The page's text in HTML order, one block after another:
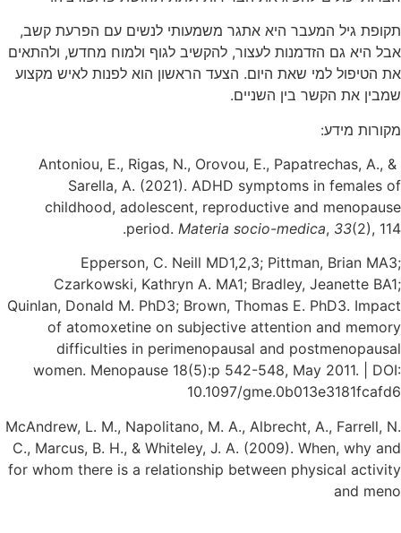
תקופת גיל המעבר היא אתגר משמעותי לנשים עם הפרעת קשב,
אבל היא גם הזדמנות לעצור, להקשיב לגוף ולמוח מחדש, ולהתאים
את הטיפול למי שאת היום. הצעד הראשון הוא לפנות לאיש מקצוע
שמבין את הקשר בין השניים.
מקורות מידע:
Antoniou, E., Rigas, N., Orovou, E., Papatrechas, A., &
Sarella, A. (2021). ADHD symptoms in females of
childhood, adolescent, reproductive and menopause
period. Materia socio-medica, 33(2), 114.
Epperson, C. Neill MD1,2,3; Pittman, Brian MA3;
Czarkowski, Kathryn A. MA1; Bradley, Jeanette BA1;
Quinlan, Donald M. PhD3; Brown, Thomas E. PhD3. Impact
of atomoxetine on subjective attention and memory
difficulties in perimenopausal and postmenopausal
women. Menopause 18(5):p 542-548, May 2011. | DOI:
10.1097/gme.0b013e3181fcafd6
McAndrew, L. M., Napolitano, M. A., Albrecht, A., Farrell, N.
C., Marcus, B. H., & Whiteley, J. A. (2009). When, why and
for whom there is a relationship between physical activity
and meno